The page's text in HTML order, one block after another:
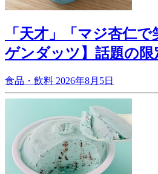
「天才」「マジ杏仁
ゲンダッツ】話題の
食品・飲料 2026年8月5日